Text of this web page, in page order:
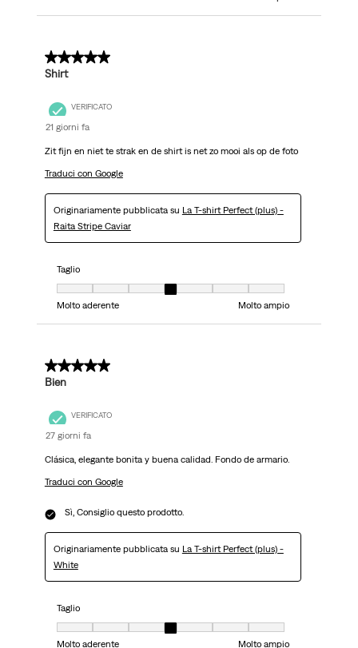
5 su 5 stelle.
Shirt
VERIFICATO
21 giorni fa
Zit fijn en niet te strak en de shirt is net zo mooi als op de foto
Traduci con Google
Originariamente pubblicata su La T-shirt Perfect (plus) -
Raita Stripe Caviar
Taglio
Taglio, 4 su 7, dove 1 è uguale a Molto aderente e 7 è uguale a Molto
Molto aderente
Molto ampio
5 su 5 stelle.
Bien
VERIFICATO
27 giorni fa
Clásica, elegante bonita y buena calidad. Fondo de armario.
Traduci con Google
Sì, Consiglio questo prodotto.
Originariamente pubblicata su La T-shirt Perfect (plus) -
White
Taglio
Taglio, 4 su 7, dove 1 è uguale a Molto aderente e 7 è uguale a Molto
Molto aderente
Molto ampio